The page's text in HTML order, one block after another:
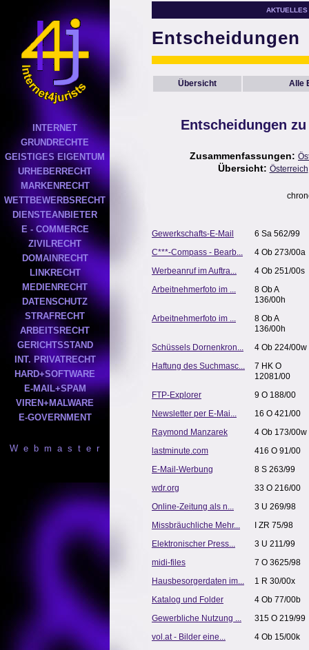
INTERNET
GRUNDRECHTE
GEISTIGES EIGENTUM
URHEBERRECHT
MARKENRECHT
WETTBEWERBSRECHT
DIENSTEANBIETER
E - COMMERCE
ZIVILRECHT
DOMAINRECHT
LINKRECHT
MEDIENRECHT
DATENSCHUTZ
STRAFRECHT
ARBEITSRECHT
GERICHTSSTAND
INT. PRIVATRECHT
HARD+SOFTWARE
E-MAIL+SPAM
VIREN+MALWARE
E-GOVERNMENT
W e b m a s t e r
AKTUELLES
Entscheidungen
Übersicht Alle
Entscheidungen
Zusammenfassungen:
Übersicht: Österreich
Gewerkschafts-E-Mail
6 Sa 562/99
C***-Compass - Bearb...
4 Ob 273/00a
Werbeanruf im Auftra...
4 Ob 251/00s
Arbeitnehmerfoto im ...
8 Ob A
136/00h
Arbeitnehmerfoto im ...
8 Ob A
136/00h
Schüssels Dornenkron...
4 Ob 224/00w
Haftung des Suchmasc...
7 HK O
12081/00
FTP-Explorer
9 O 188/00
Newsletter per E-Mai...
16 O 421/00
Raymond Manzarek
4 Ob 173/00w
lastminute.com
416 O 91/00
E-Mail-Werbung
8 S 263/99
wdr.org
33 O 216/00
Online-Zeitung als n...
3 U 269/98
Missbräuchliche Mehr...
I ZR 75/98
Elektronischer Press...
3 U 211/99
midi-files
7 O 3625/98
Hausbesorgerdaten im...
1 R 30/00x
Katalog und Folder
4 Ob 77/00b
Gewerbliche Nutzung ...
315 O 219/99
vol.at - Bilder eine...
4 Ob 15/00k